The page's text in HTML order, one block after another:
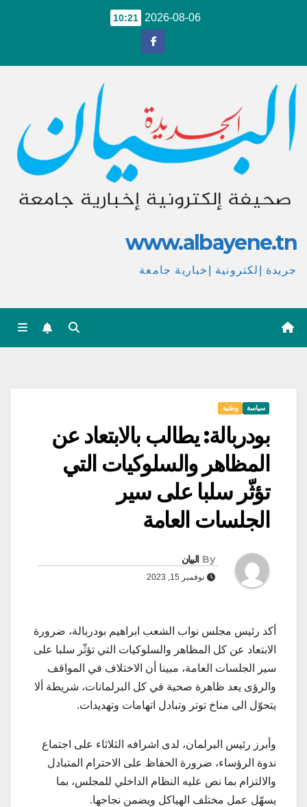
2026-08-06
10:21
www.albayene.tn
جريدة إلكترونية إخبارية جامعة
سياسة وطنية
بودربالة: يطالب بالابتعاد عن
المظاهر والسلوكيات التي
تؤثّر سلبا على سير
الجلسات العامة
By البيان
نوفمبر 15, 2023
أكد رئيس مجلس نواب الشعب ابراهيم بودربالة، ضرورة
الابتعاد عن كل المظاهر والسلوكيات التي تؤثّر سلبا على
سير الجلسات العامة، مبينا أن الاختلاف في المواقف
والرؤى يعد ظاهرة صحية في كل البرلمانات، شريطة ألا
يتحوّل الى مناخ توتر وتبادل اتهامات وتهديدات.
وأبرز رئيس البرلمان، لدى اشرافه الثلاثاء على اجتماع
ندوة الرؤساء، ضرورة الحفاظ على الاحترام المتبادل
والالتزام بما نص عليه النظام الداخلي للمجلس، بما
يسهّل عمل مختلف الهياكل ويضمن نجاحها.